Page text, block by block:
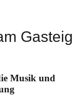
Gasteig
Musik und